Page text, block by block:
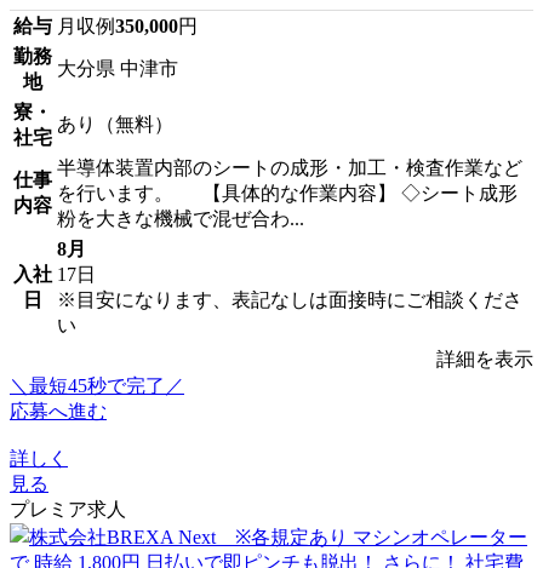
給与 月収例350,000円
勤務
地
大分県 中津市
寮・
社宅
あり（無料）
仕事
内容
半導体装置内部のシートの成形・加工・検査作業など
を行います。 【具体的な作業内容】 ◇シート成形
粉を大きな機械で混ぜ合わ...
入社
日
8月
17日
※目安になります、表記なしは面接時にご相談くださ
い
詳細を表示
＼最短45秒で完了／
応募へ進む
詳しく
見る
プレミア求人